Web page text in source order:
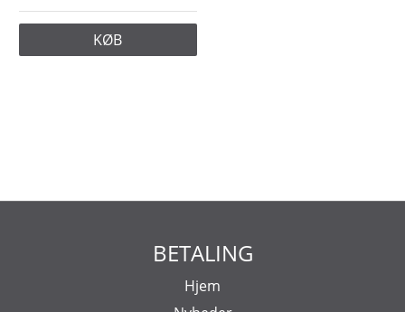
KØB
BETALING
Hjem